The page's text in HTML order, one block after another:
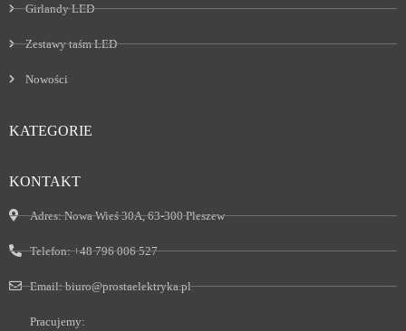
Girlandy LED
Zestawy taśm LED
Nowości
KATEGORIE
KONTAKT
Adres:Nowa Wieś 30A, 63-300 Pleszew
Telefon:+48 796 006 527
Email:biuro@prostaelektryka.pl
Pracujemy: